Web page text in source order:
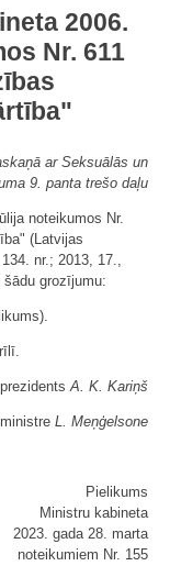
2006.
Nr. 611
ar Seksuālās un
9. panta trešo daļu
noteikumos Nr.
(Latvijas
nr.; 2013, 17.,
šādu grozījumu:
).
A. K. Kariņš
L. Meņģelsone
Pielikums
Ministru kabineta
2023. gada 28. marta
noteikumiem Nr. 155